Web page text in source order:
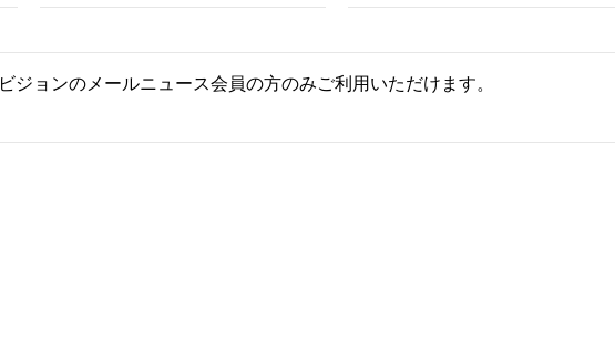
ジョンのメールニュース会員の方のみご利用いただけます。